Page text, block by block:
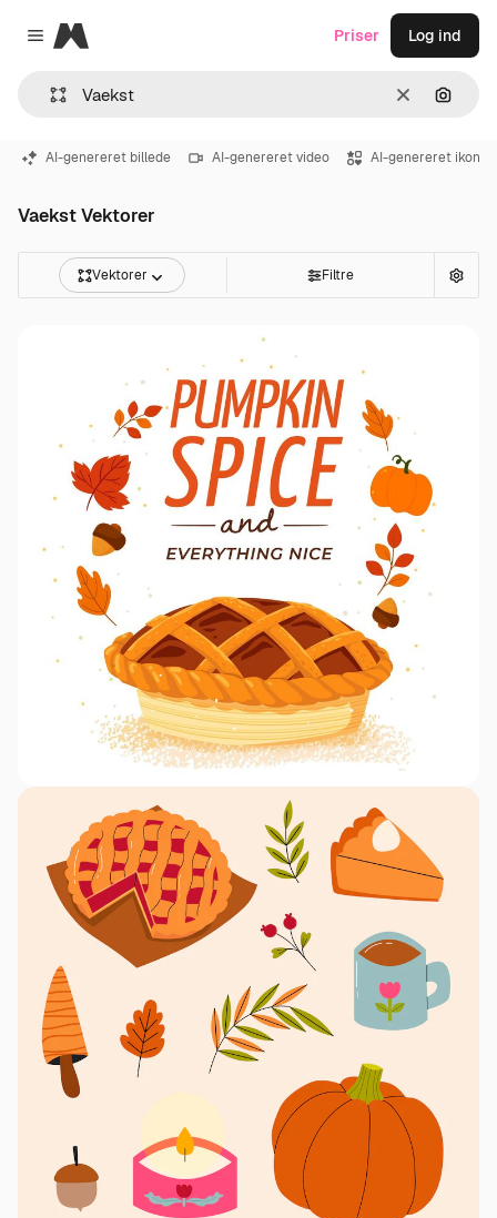
Close menu
Magnific
Klar Søg
Priser Log ind
AI-genereret billede AI-genereret video AI-genereret ikon
Vaekst Vektorer
Vektorer Filtre